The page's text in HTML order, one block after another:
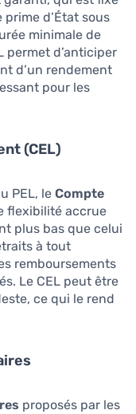
d’État sous
minimale de
permet d’anticiper
d’un rendement
pour les
(CEL)
PEL, le Compte
flexibilité accrue
plus bas que celui
à tout
remboursements
Le CEL peut être
ce qui le rend
proposés par les